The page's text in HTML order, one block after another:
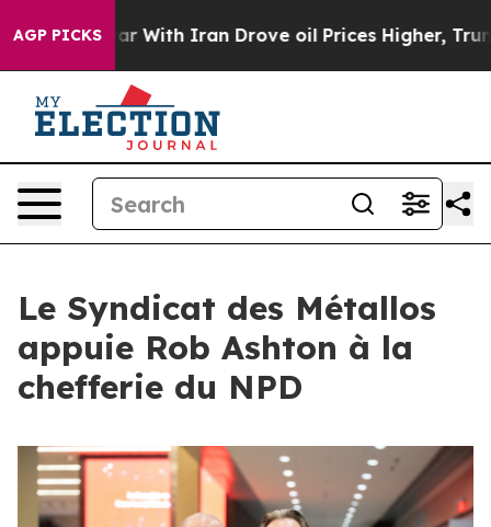
AGP PICKS
As war With Iran Drove oil Prices Higher, Trump
Le Syndicat des Métallos
appuie Rob Ashton à la
chefferie du NPD